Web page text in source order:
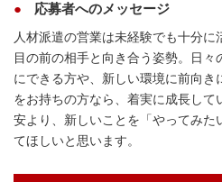
応募者へのメッセージ
人材派遣の営業は未経験でも十分に
目の前の相手と向き合う姿勢。日
にできる方や、新しい環境に前向き
をお持ちの方なら、着実に成長して
安より、新しいことを「やってみた
てほしいと思います。